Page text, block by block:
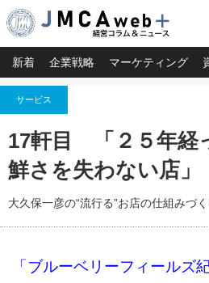
新着 企業戦略 マーケティング
サービス
17軒目 「２５年経
鮮さを失わない店」
大久保一彦の“流行る”お店の仕組みづく
「ブルーベリーフィールズ